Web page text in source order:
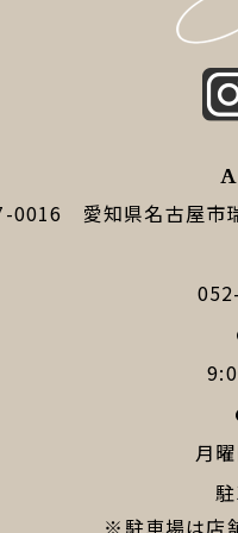
0016 愛知県名古屋市
月
​​​​​​​※駐車場は店